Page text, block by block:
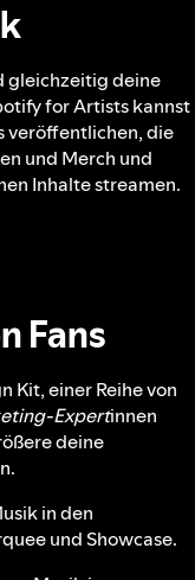
gleichzeitig deine
for Artists kannst
veröffentlichen, die
und Merch und
Inhalte streamen.
Fans
Kit, einer Reihe von
Expertinnen
deine
in den
und Showcase.